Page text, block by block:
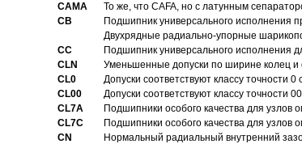
CAMA
То же, что CAFA, но с латунным
CB
Подшипник универсального исполнения
Двухрядные радиально-упорные
CC
Подшипник универсального исполнения
CLN
Уменьшенные допуски по ширине колец и
CL0
Допуски соответствуют классу
CL00
Допуски соответствуют классу точности
CL7A
Подшипники особого качества для
CL7C
Подшипники особого качества для узлов
CN
Hормальный радиальный внутренний